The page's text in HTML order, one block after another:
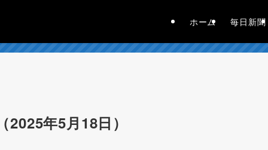
ホーム 毎日新聞
年5月18日）